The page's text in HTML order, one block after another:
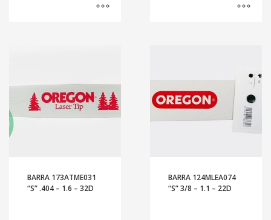
BARRA 173ATME031
“S” .404 – 1.6 – 32D
BARRA 124MLEA074
“S” 3/8 – 1.1 – 22D